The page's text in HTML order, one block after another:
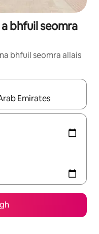
bhfuil seomra
bhfuil seomra allais
nascleanúint le